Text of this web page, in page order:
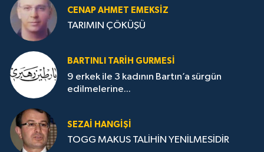
CENAP AHMET EMEKSİZ
TARIMIN ÇÖKÜŞÜ
BARTINLI TARIH GURMESI
9 erkek ile 3 kadının Bartın’a sürgün
edilmelerine...
SEZAI HANGİŞİ
TOGG MAKUS TALİHİN YENİLMESİDİR